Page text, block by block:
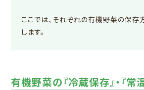
ここでは、それぞれの有機野菜の保存
します。
有機野菜の『冷蔵保存』・『常